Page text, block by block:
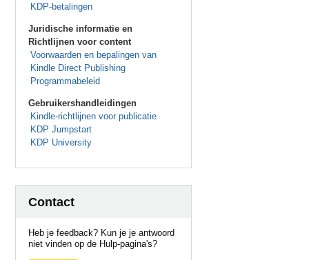
KDP-betalingen
Juridische informatie en
Richtlijnen voor content
Voorwaarden en bepalingen van
Kindle Direct Publishing
Programmabeleid
Gebruikershandleidingen
Kindle-richtlijnen voor publicatie
KDP Jumpstart
KDP University
Contact
Heb je feedback? Kun je je antwoord
niet vinden op de Hulp-pagina's?